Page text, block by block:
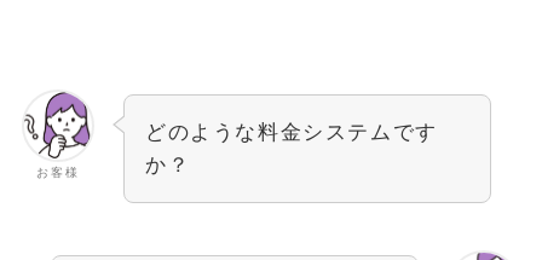
お客様
どのような料金システムです
か？